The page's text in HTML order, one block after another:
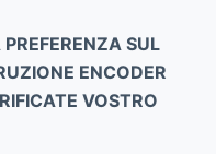
SUL
ENCODER
VOSTRO